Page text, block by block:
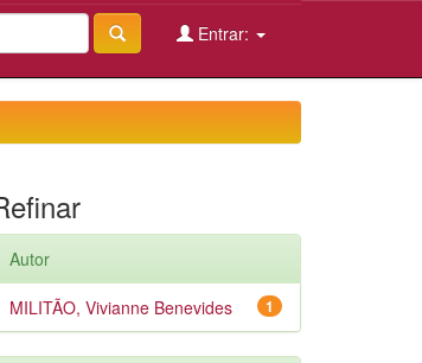
Entrar:
Autor
1
MILITÃO, Vivianne Benevides